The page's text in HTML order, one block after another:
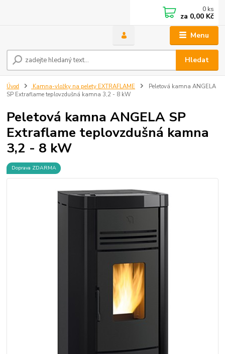
Menu
Hledat
0 ks
za 0,00 Kč
Úvod Kamna-vložky na pelety EXTRAFLAME
Peletová kamna ANGELA
SP Extraflame teplovzdušná kamna 3,2 - 8 kW
Peletová kamna ANGELA SP
Extraflame teplovzdušná kamna
3,2 - 8 kW
Doprava ZDARMA